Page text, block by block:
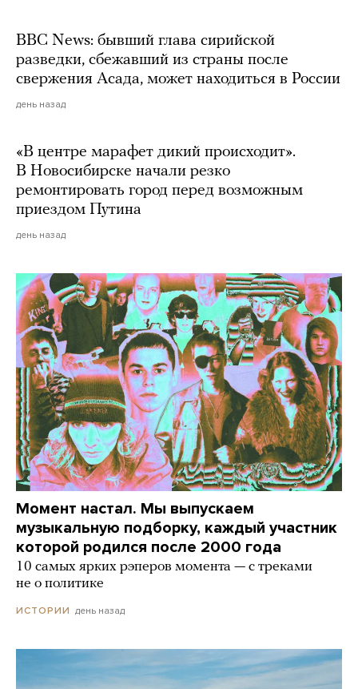
BBC News: бывший глава сирийской
разведки, сбежавший из страны после
свержения Асада, может находиться в России
день назад
«В центре марафет дикий происходит».
В Новосибирске начали резко
ремонтировать город перед возможным
приездом Путина
день назад
Момент настал. Мы выпускаем
музыкальную подборку, каждый участник
которой родился после 2000 года
10 самых ярких рэперов момента — с треками
не о политике
ИСТОРИИ день назад